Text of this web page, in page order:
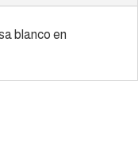
blanco en